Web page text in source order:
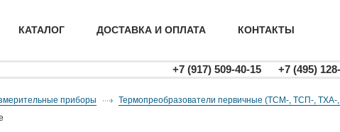
КАТАЛОГ ДОСТАВКА И ОПЛАТА КОНТАКТЫ
+7 (917) 509-40-15 +7 (495)
приборы
термопреобразователи первичные (ТСМ-, ТСП-, ТХА-,